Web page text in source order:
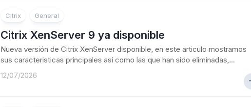
Citrix General
Citrix XenServer 9 ya disponible
Nueva versión de Citrix XenServer disponible, en este articulo mostramos
sus caracteristicas principales así como las que han sido eliminadas,...
12/07/2026